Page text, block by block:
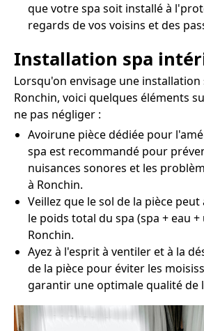
que votre spa soit installé à
regards de vos voisins et des
Installation spa
Lorsqu'on envisage une
Ronchin, voici quelques éléments
ne pas négliger :
Avoirune pièce dédiée pour
spa est recommandé pour
nuisances sonores et les
à Ronchin.
Veillez que le sol de la pièce
le poids total du spa (spa + eau
Ronchin.
Ayez à l'esprit à ventiler et à la
de la pièce pour éviter les
garantir une optimale qualité de